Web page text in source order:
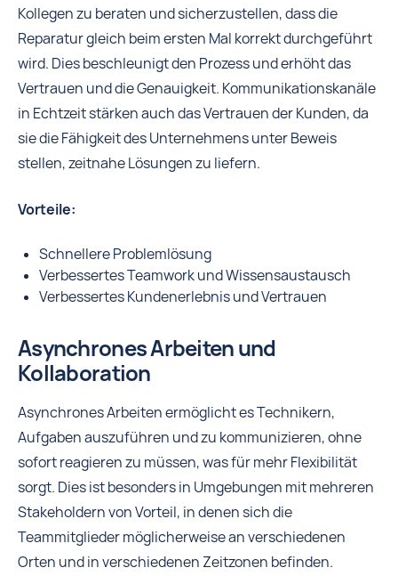
Kollegen zu beraten und sicherzustellen, dass die
Reparatur gleich beim ersten Mal korrekt durchgeführt
wird. Dies beschleunigt den Prozess und erhöht das
Vertrauen und die Genauigkeit. Kommunikationskanäle
in Echtzeit stärken auch das Vertrauen der Kunden, da
sie die Fähigkeit des Unternehmens unter Beweis
stellen, zeitnahe Lösungen zu liefern.
Vorteile:
Schnellere Problemlösung
Verbessertes Teamwork und Wissensaustausch
Verbessertes Kundenerlebnis und Vertrauen
Asynchrones Arbeiten und
Kollaboration
Asynchrones Arbeiten ermöglicht es Technikern,
Aufgaben auszuführen und zu kommunizieren, ohne
sofort reagieren zu müssen, was für mehr Flexibilität
sorgt. Dies ist besonders in Umgebungen mit mehreren
Stakeholdern von Vorteil, in denen sich die
Teammitglieder möglicherweise an verschiedenen
Orten und in verschiedenen Zeitzonen befinden.